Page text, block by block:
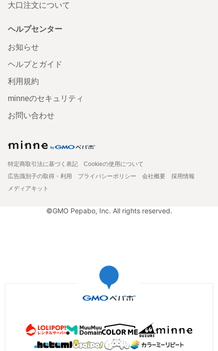
大口注文について
ヘルプセンター
お知らせ
ヘルプとガイド
利用規約
minneのセキュリティ
お問い合わせ
特定商取引法に基づく表記
Cookieの使用について
広告識別子の取得・利用
プライバシーポリシー 会社概要
採用情報
メディアキット
©GMO Pepabo, Inc. All rights reserved.